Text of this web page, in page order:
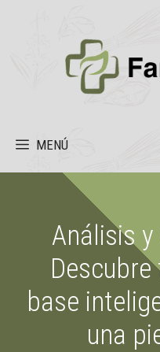
MENÚ
Análisis
base
una